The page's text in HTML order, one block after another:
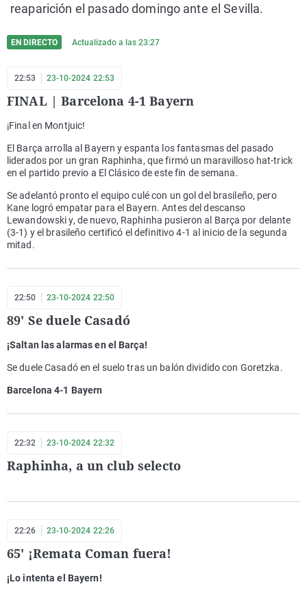
reaparición el pasado domingo ante el Sevilla.
EN DIRECTO Actualizado a las 23:27
22:53 23-10-2024 22:53
FINAL | Barcelona 4-1 Bayern
¡Final en Montjuic!
El Barça arrolla al Bayern y espanta los fantasmas del pasado
liderados por un gran Raphinha, que firmó un maravilloso hat-trick
en el partido previo a El Clásico de este fin de semana.
Se adelantó pronto el equipo culé con un gol del brasileño, pero
Kane logró empatar para el Bayern. Antes del descanso
Lewandowski y, de nuevo, Raphinha pusieron al Barça por delante
(3-1) y el brasileño certificó el definitivo 4-1 al inicio de la segunda
mitad.
22:50 23-10-2024 22:50
89' Se duele Casadó
¡Saltan las alarmas en el Barça!
Se duele Casadó en el suelo tras un balón dividido con Goretzka.
Barcelona 4-1 Bayern
22:32 23-10-2024 22:32
Raphinha, a un club selecto
22:26 23-10-2024 22:26
65' ¡Remata Coman fuera!
¡Lo intenta el Bayern!